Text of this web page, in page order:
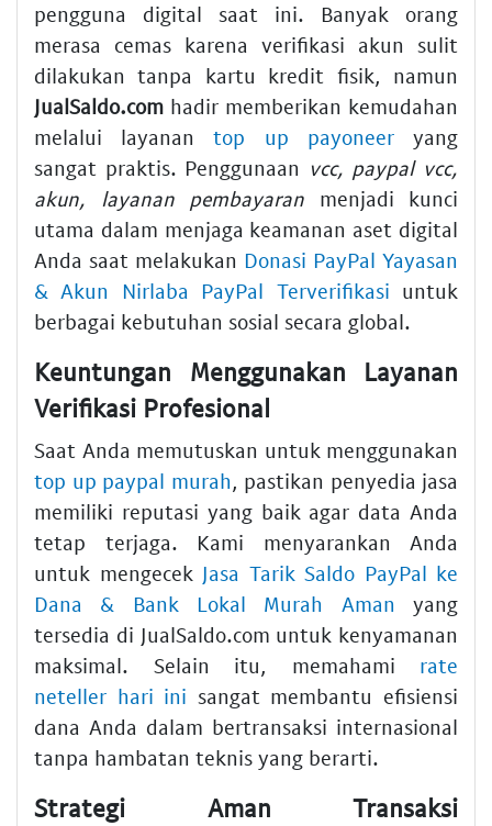
pengguna digital saat ini. Banyak orang
merasa cemas karena verifikasi akun sulit
dilakukan tanpa kartu kredit fisik, namun
JualSaldo.com hadir memberikan kemudahan
melalui layanantop up payoneeryang
sangat praktis. Penggunaan vcc, paypal vcc,
akun, layanan pembayaran menjadi kunci
utama dalam menjaga keamanan aset digital
Anda saat melakukan Donasi PayPal Yayasan
& Akun Nirlaba PayPal Terverifikasi untuk
berbagai kebutuhan sosial secara global.
Keuntungan Menggunakan Layanan
Verifikasi Profesional
Saat Anda memutuskan untuk menggunakan
top up paypal murah, pastikan penyedia jasa
memiliki reputasi yang baik agar data Anda
tetap terjaga. Kami menyarankan Anda
untuk mengecek Jasa Tarik Saldo PayPal ke
Dana & Bank Lokal Murah Aman yang
tersedia di JualSaldo.com untuk kenyamanan
maksimal. Selain itu, memahami rate
neteller hari ini sangat membantu efisiensi
dana Anda dalam bertransaksi internasional
tanpa hambatan teknis yang berarti.
Strategi Aman Transaksi